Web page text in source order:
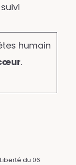
humain
.
du 06